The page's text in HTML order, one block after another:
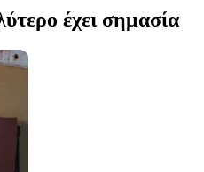
έχει σημασία